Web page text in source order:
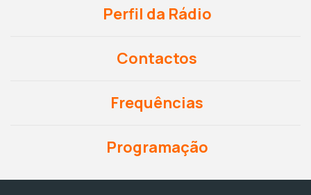
Perfil da Rádio
Contactos
Frequências
Programação